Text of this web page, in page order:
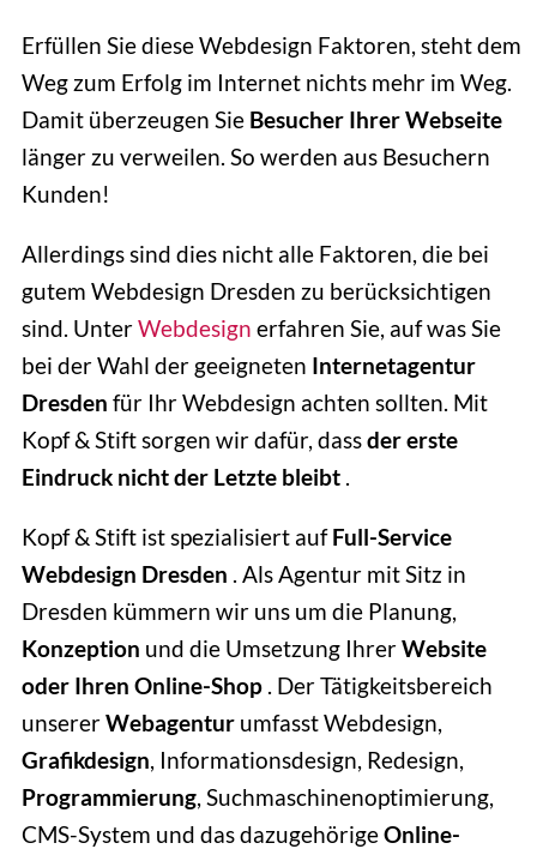
Erfüllen Sie diese Webdesign Faktoren, steht dem
Weg zum Erfolg im Internet nichts mehr im Weg.
Damit überzeugen Sie Besucher Ihrer Webseite
länger zu verweilen. So werden aus Besuchern
Kunden!
Allerdings sind dies nicht alle Faktoren, die bei
gutem Webdesign Dresden zu berücksichtigen
sind. UnterWebdesign erfahren Sie, auf was Sie
bei der Wahl der geeigneten Internetagentur
Dresden für Ihr Webdesign achten sollten. Mit
Kopf & Stift sorgen wir dafür, dassder erste
Eindruck nicht der Letzte bleibt .
Kopf & Stift ist spezialisiert aufFull-Service
Webdesign Dresden . Als Agentur mit Sitz in
Dresden kümmern wir uns um die Planung,
Konzeption und die Umsetzung IhrerWebsite
oder Ihren Online-Shop . Der Tätigkeitsbereich
unsererWebagentur umfasst Webdesign,
Grafikdesign, Informationsdesign, Redesign,
Programmierung, Suchmaschinenoptimierung,
CMS-System und das dazugehörigeOnline-